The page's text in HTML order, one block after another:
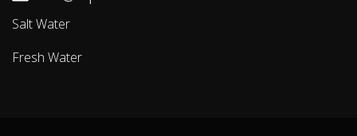
Salt Water
Fresh Water